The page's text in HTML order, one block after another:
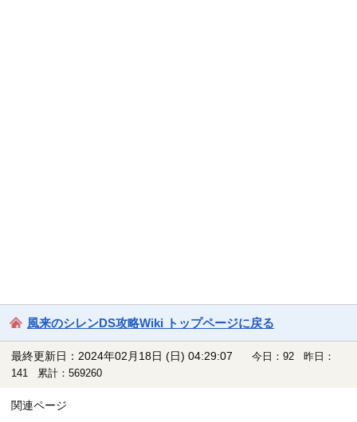
風来のシレンDS攻略Wiki トップページに戻る
最終更新日：2024年02月18日 (日) 04:29:07
今日：92 昨日：
141 累計：569260
関連ページ